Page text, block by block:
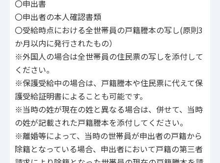
〇申出書
〇申出者の本人確認書類
〇受給時点における全世帯員の戸籍謄本の写し(原則3
か月以内に発行されたもの）
※外国人の場合は全世帯員の住民票の写しを添付して
ください。
※保護受給中の場合は、戸籍謄本や住民票に代えて保
護受給証明書によることも可能です。
※当時の姓が現在の姓と異なる場合は、併せて、当時
の姓が記載された戸籍謄本を添付してください。
※離婚等によって、当時の世帯員が申出者の戸籍から
除籍となっている場合、申出者において戸籍の第三者